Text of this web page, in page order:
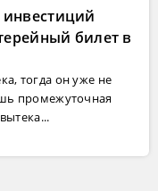
билет в
тогда он уже не
промежуточная